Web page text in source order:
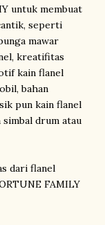
untuk membuat
seperti
mawar
kreatifitas
kain flanel
bahan
pun kain flanel
drum atau
dari flanel
FAMILY